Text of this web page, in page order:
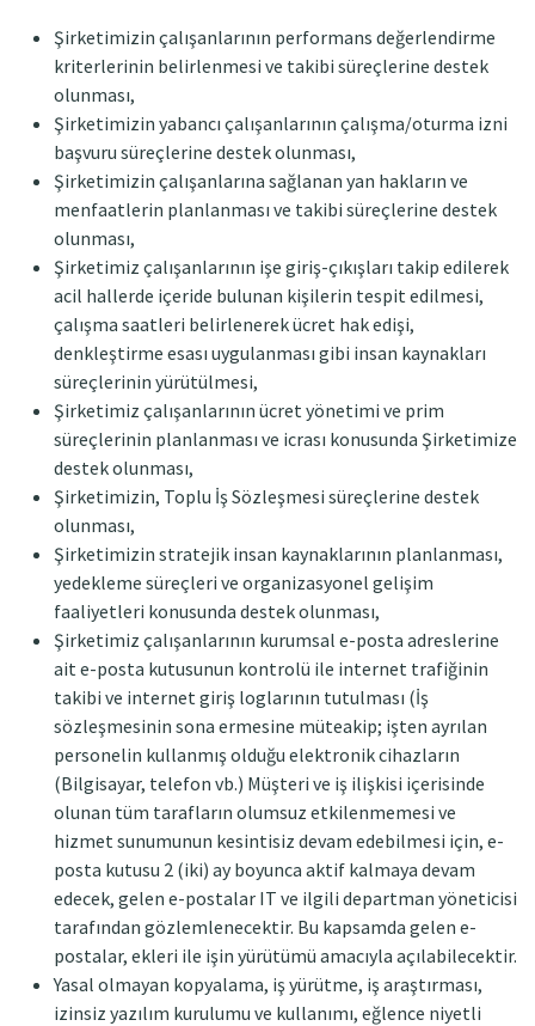
Şirketimizin çalışanlarının performans değerlendirme
kriterlerinin belirlenmesi ve takibi süreçlerine destek
olunması,
Şirketimizin yabancı çalışanlarının çalışma/oturma izni
başvuru süreçlerine destek olunması,
Şirketimizin çalışanlarına sağlanan yan hakların ve
menfaatlerin planlanması ve takibi süreçlerine destek
olunması,
Şirketimiz çalışanlarının işe giriş-çıkışları takip edilerek
acil hallerde içeride bulunan kişilerin tespit edilmesi,
çalışma saatleri belirlenerek ücret hak edişi,
denkleştirme esası uygulanması gibi insan kaynakları
süreçlerinin yürütülmesi,
Şirketimiz çalışanlarının ücret yönetimi ve prim
süreçlerinin planlanması ve icrası konusunda Şirketimize
destek olunması,
Şirketimizin, Toplu İş Sözleşmesi süreçlerine destek
olunması,
Şirketimizin stratejik insan kaynaklarının planlanması,
yedekleme süreçleri ve organizasyonel gelişim
faaliyetleri konusunda destek olunması,
Şirketimiz çalışanlarının kurumsal e-posta adreslerine
ait e-posta kutusunun kontrolü ile internet trafiğinin
takibi ve internet giriş loglarının tutulması (İş
sözleşmesinin sona ermesine müteakip; işten ayrılan
personelin kullanmış olduğu elektronik cihazların
(Bilgisayar, telefon vb.) Müşteri ve iş ilişkisi içerisinde
olunan tüm tarafların olumsuz etkilenmemesi ve
hizmet sunumunun kesintisiz devam edebilmesi için, e-
posta kutusu 2 (iki) ay boyunca aktif kalmaya devam
edecek, gelen e-postalar IT ve ilgili departman yöneticisi
tarafından gözlemlenecektir. Bu kapsamda gelen e-
postalar, ekleri ile işin yürütümü amacıyla açılabilecektir.
Yasal olmayan kopyalama, iş yürütme, iş araştırması,
izinsiz yazılım kurulumu ve kullanımı, eğlence niyetli